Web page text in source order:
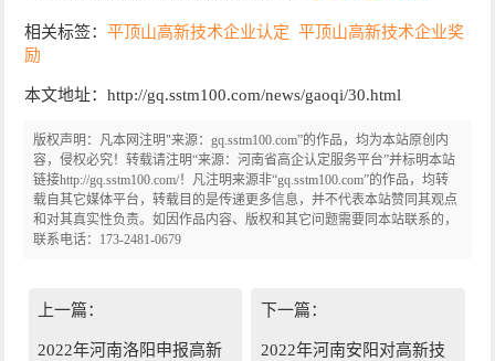
相关标签：平顶山高新技术企业认定 平顶山高新技术企业奖
励
本文地址：http://gq.sstm100.com/news/gaoqi/30.html
版权声明：凡本网注明"来源：gq.sstm100.com”的作品，均为本站原创内
容，侵权必究！转载请注明“来源：河南省高企认定服务平台”并标明本站
链接http://gq.sstm100.com/！凡注明来源非“gq.sstm100.com”的作品，均转
载自其它媒体平台，转载目的是传递更多信息，并不代表本站赞同其观点
和对其真实性负责。如因作品内容、版权和其它问题需要同本站联系的，
联系电话：173-2481-0679
上一篇：
2022年河南洛阳申报高新
下一篇：
2022年河南安阳对高新技